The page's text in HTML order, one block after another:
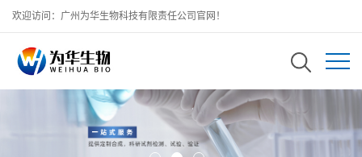
欢迎访问：广州为华生物科技有限责任公司官网！